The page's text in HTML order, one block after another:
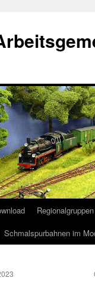
Regionalgruppen
Schmalspurbahnen im